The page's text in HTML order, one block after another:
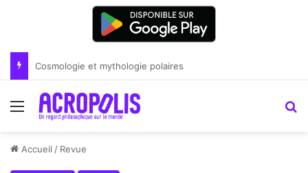
Renoir : la peinture comme un art du lien
Menu
Accueil / Revue